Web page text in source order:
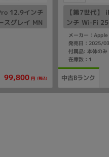
12.9インチ
スグレイ MN
99,800 円 (税込)
【第7世代】
ンチ Wi-Fi
イ MCA14J/
メーカー：Apple
発売日：2025/03
付属品: 本体のみ
在庫数：1
中古Bランク